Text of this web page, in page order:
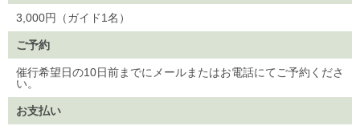
3,000円（ガイド1名）
ご予約
催行希望日の10日前までにメールまたはお電話にてご予約くださ
い。
お支払い